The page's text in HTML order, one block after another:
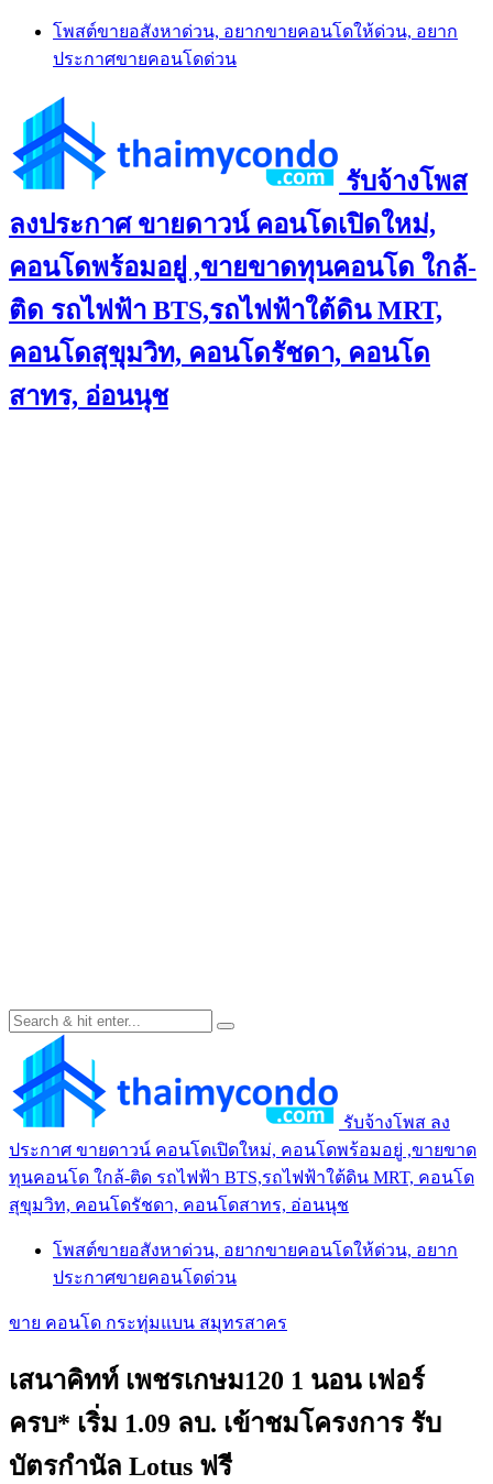
Skip
content
โพสต์ขายอสังหาด่วน, อยากขายคอนโดให้ด่วน, อยาก
ประกาศขายคอนโดด่วน
รับจ้างโพส
ลงประกาศ ขายดาวน์ คอนโดเปิดใหม่,
คอนโดพร้อมอยู่ ,ขายขาดทุนคอนโด ใกล้-
ติด รถไฟฟ้า BTS,รถไฟฟ้าใต้ดิน MRT,
คอนโดสุขุมวิท, คอนโดรัชดา, คอนโด
สาทร, อ่อนนุช
รับจ้างโพส ลง
ประกาศ ขายดาวน์ คอนโดเปิดใหม่, คอนโดพร้อมอยู่ ,ขายขาด
ทุนคอนโด ใกล้-ติด รถไฟฟ้า BTS,รถไฟฟ้าใต้ดิน MRT, คอนโด
สุขุมวิท, คอนโดรัชดา, คอนโดสาทร, อ่อนนุช
โพสต์ขายอสังหาด่วน, อยากขายคอนโดให้ด่วน, อยาก
ประกาศขายคอนโดด่วน
ขาย คอนโด กระทุ่มแบน สมุทรสาคร
เสนาคิทท์ เพชรเกษม120 1 นอน เฟอร์
ครบ* เริ่ม 1.09 ลบ. เข้าชมโครงการ รับ
บัตรกำนัล Lotus ฟรี